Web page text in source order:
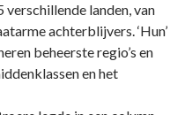
verschillende landen, van
achterblijvers. ‘Hun’
beheerste regio’s en
en het